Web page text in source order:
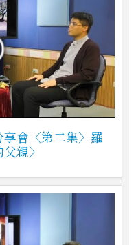
享會〈第二集〉羅
親〉